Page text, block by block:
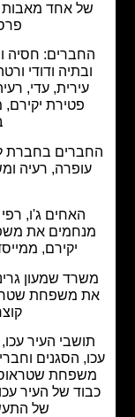
אחד מאבות
פרס
חסיה ורטהיים,
ודודי ורטהיים
עירית, עדי, רעיה
פטירת יקירם,
בישראל.
בחברת לידר
רעיה ומשפחת
האחים ג'ו, רפי ואבי
את משפחת
יקירם, ממייסדי
שמעון גרינברג,
משפחת שטראוס על
קוצרן
העיר עכו, שמעון
הסגנים וחברי
שטראוס על
של העיר עכו,
של התעשייה